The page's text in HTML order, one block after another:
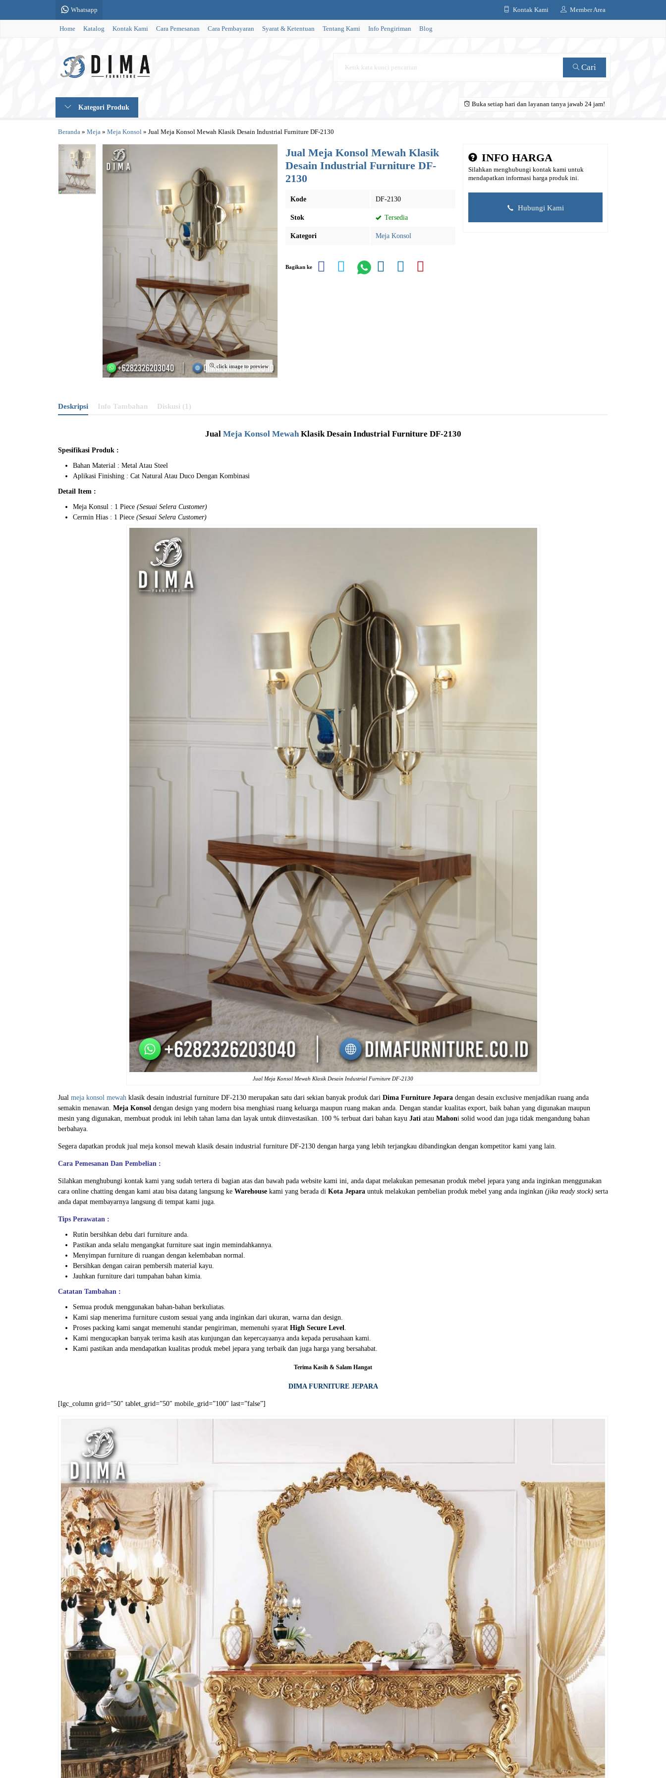
Whatsapp Kontak Kami Member Area
Home Katalog Kontak Kami Cara Pemesanan Cara Pembayaran Syarat & Ketentuan Tentang Kami Info Pengiriman Blog
Cari
Kategori Produk Buka setiap hari dan layanan tanya jawab 24 jam!
Beranda » Meja » Meja Konsol » Jual Meja Konsol Mewah Klasik Desain Industrial Furniture DF-2130
click image to preview
Jual Meja Konsol Mewah Klasik
Desain Industrial Furniture DF-
2130
Kode DF-2130
Stok Tersedia
Kategori Meja Konsol
INFO HARGA
Silahkan menghubungi kontak kami untuk
mendapatkan informasi harga produk ini.
Hubungi Kami
Bagikan ke
Deskripsi Info Tambahan Diskusi (1)
Jual Meja Konsol MewahKlasik Desain Industrial Furniture DF-2130
Spesifikasi Produk :
Bahan Material : Metal Atau Steel
Aplikasi Finishing : Cat Natural Atau Duco Dengan Kombinasi
Detail Item :
Meja Konsul : 1 Piece (Sesuai Selera Customer)
Cermin Hias : 1 Piece (Sesuai Selera Customer)
Jual Meja Konsol Mewah Klasik Desain Industrial Furniture DF-2130
Jual meja konsol mewah klasik desain industrial furniture DF-2130 merupakan satu dari sekian banyak produk dari Dima Furniture Jepara dengan desain exclusive menjadikan ruang anda
semakin menawan. Meja Konsol dengan design yang modern bisa menghiasi ruang keluarga maupun ruang makan anda. Dengan standar kualitas export, baik bahan yang digunakan maupun
mesin yang digunakan, membuat produk ini lebih tahan lama dan layak untuk diinvestasikan. 100 % terbuat dari bahan kayu Jati atau Mahoni solid wood dan juga tidak mengandung bahan
berbahaya.
Segera dapatkan produk jual meja konsol mewah klasik desain industrial furniture DF-2130 dengan harga yang lebih terjangkau dibandingkan dengan kompetitor kami yang lain.
Cara Pemesanan Dan Pembelian :
Silahkan menghubungi kontak kami yang sudah tertera di bagian atas dan bawah pada website kami ini, anda dapat melakukan pemesanan produk mebel jepara yang anda inginkan menggunakan
cara online chatting dengan kami atau bisa datang langsung ke Warehouse kami yang berada di Kota Jepara untuk melakukan pembelian produk mebel yang anda inginkan (jika ready stock) serta
anda dapat membayarnya langsung di tempat kami juga.
Tips Perawatan :
Rutin bersihkan debu dari furniture anda.
Pastikan anda selalu mengangkat furniture saat ingin memindahkannya.
Menyimpan furniture di ruangan dengan kelembaban normal.
Bersihkan dengan cairan pembersih material kayu.
Jauhkan furniture dari tumpahan bahan kimia.
Catatan Tambahan :
Semua produk menggunakan bahan-bahan berkuliatas.
Kami siap menerima furniture custom sesuai yang anda inginkan dari ukuran, warna dan design.
Proses packing kami sangat memenuhi standar pengiriman, memenuhi syarat High Secure Level
Kami mengucapkan banyak terima kasih atas kunjungan dan kepercayaanya anda kepada perusahaan kami.
Kami pastikan anda mendapatkan kualitas produk mebel jepara yang terbaik dan juga harga yang bersahabat.
Terima Kasih & Salam Hangat
DIMA FURNITURE JEPARA
[lgc_column grid=”50″ tablet_grid=”50″ mobile_grid=”100″ last=”false”]